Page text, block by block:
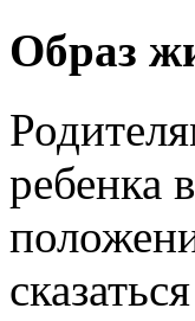
Образ
ребенка